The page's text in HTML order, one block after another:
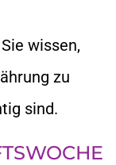
wissen,
zu
sind.